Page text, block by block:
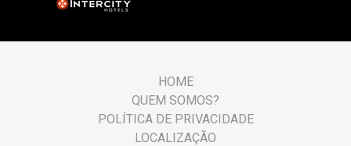
HOME
QUEM SOMOS?
POLÍTICA DE PRIVACIDADE
LOCALIZAÇÃO